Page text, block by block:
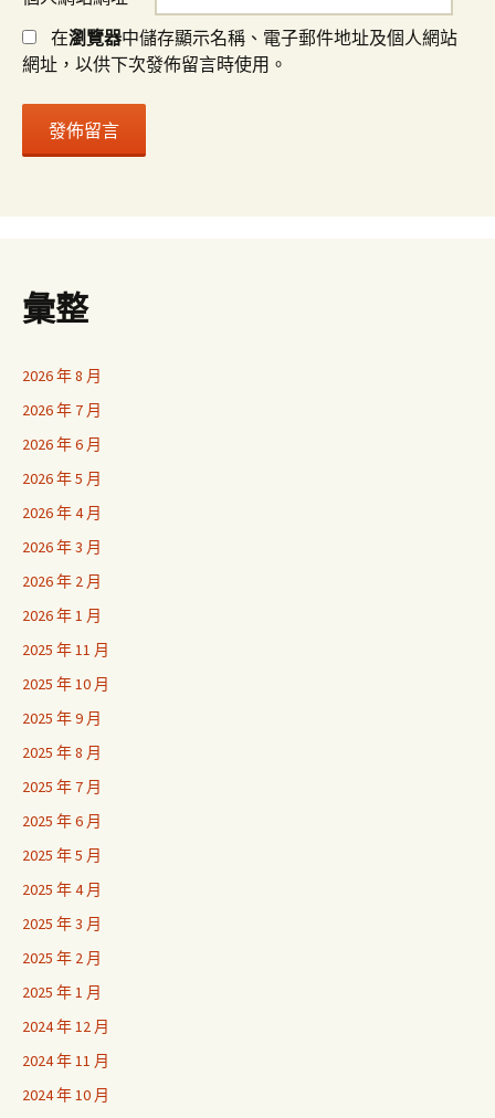
在瀏覽器中儲存顯示名稱、電子郵件地址及個人網站
網址，以供下次發佈留言時使用。
彙整
2026 年 8 月
2026 年 7 月
2026 年 6 月
2026 年 5 月
2026 年 4 月
2026 年 3 月
2026 年 2 月
2026 年 1 月
2025 年 11 月
2025 年 10 月
2025 年 9 月
2025 年 8 月
2025 年 7 月
2025 年 6 月
2025 年 5 月
2025 年 4 月
2025 年 3 月
2025 年 2 月
2025 年 1 月
2024 年 12 月
2024 年 11 月
2024 年 10 月